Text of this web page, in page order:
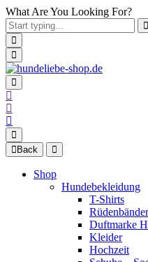
What Are You Looking For?
Back
Shop
Hundebekleidung
T-Shirts
Rüdenbänder
Duftmarke
Kleider
Hochzeit